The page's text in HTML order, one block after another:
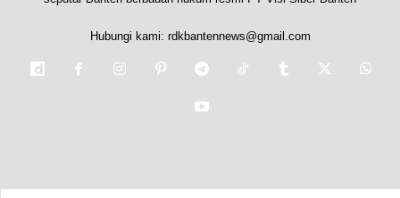
Hubungi kami: rdkbantennews@gmail.com